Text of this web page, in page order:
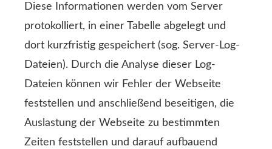
Diese Informationen werden vom Server
protokolliert, in einer Tabelle abgelegt und
dort kurzfristig gespeichert (sog. Server-Log-
Dateien). Durch die Analyse dieser Log-
Dateien können wir Fehler der Webseite
feststellen und anschließend beseitigen, die
Auslastung der Webseite zu bestimmten
Zeiten feststellen und darauf aufbauend